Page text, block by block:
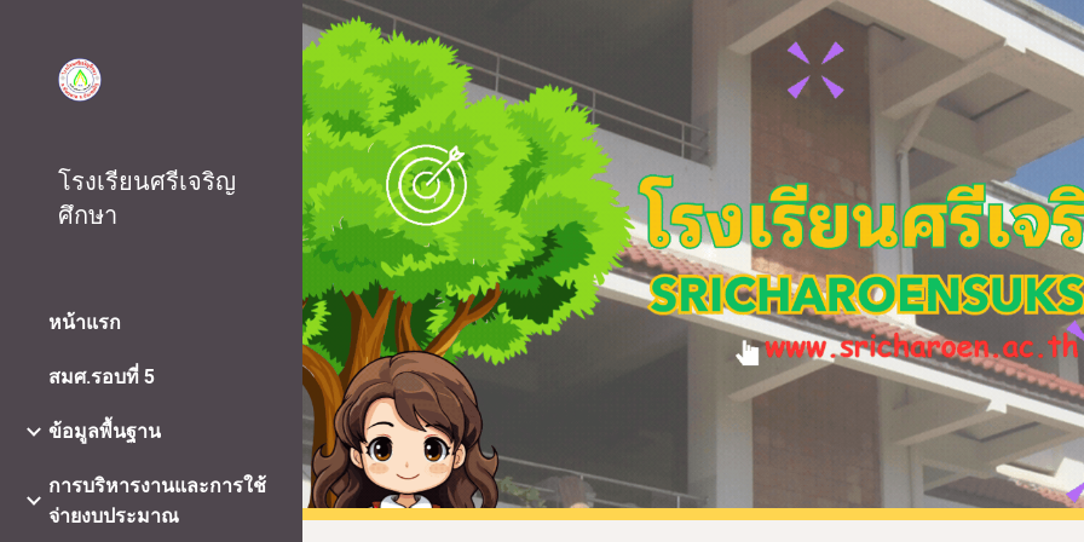
Skip to
โรงเรียนศรีเจริญ
ศึกษา
หน้าแรก
สมศ.รอบที่ 5
ข้อมูลพื้นฐาน
การบริหารงานและการใช้
จ่ายงบประมาณ